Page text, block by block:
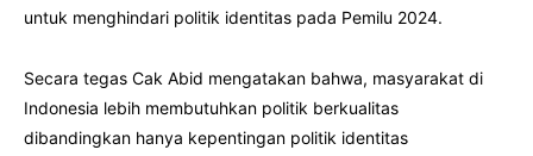
untuk menghindari politik identitas pada Pemilu 2024.
Secara tegas Cak Abid mengatakan bahwa, masyarakat di
Indonesia lebih membutuhkan politik berkualitas
dibandingkan hanya kepentingan politik identitas